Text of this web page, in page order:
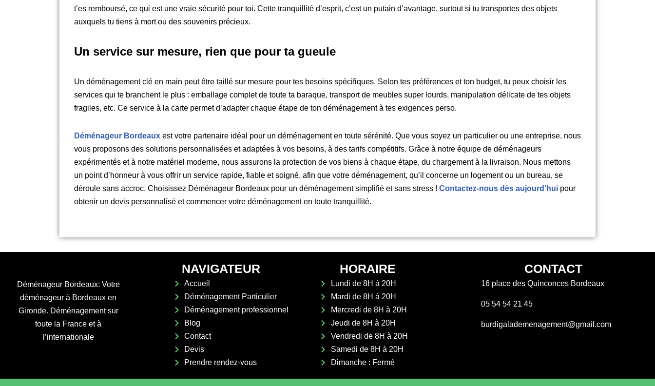
t’es remboursé, ce qui est une vraie sécurité pour toi. Cette tranquillité d’esprit, c’est un putain d’avantage, surtout si tu transportes des objets
auxquels tu tiens à mort ou des souvenirs précieux.
Un service sur mesure, rien que pour ta gueule
Un déménagement clé en main peut être taillé sur mesure pour tes besoins spécifiques. Selon tes préférences et ton budget, tu peux choisir les
services qui te branchent le plus : emballage complet de toute ta baraque, transport de meubles super lourds, manipulation délicate de tes objets
fragiles, etc. Ce service à la carte permet d’adapter chaque étape de ton déménagement à tes exigences perso.
Déménageur Bordeaux est votre partenaire idéal pour un déménagement en toute sérénité. Que vous soyez un particulier ou une entreprise, nous
vous proposons des solutions personnalisées et adaptées à vos besoins, à des tarifs compétitifs. Grâce à notre équipe de déménageurs
expérimentés et à notre matériel moderne, nous assurons la protection de vos biens à chaque étape, du chargement à la livraison. Nous mettons
un point d’honneur à vous offrir un service rapide, fiable et soigné, afin que votre déménagement, qu’il concerne un logement ou un bureau, se
déroule sans accroc. Choisissez Déménageur Bordeaux pour un déménagement simplifié et sans stress ! Contactez-nous dès aujourd’hui pour
obtenir un devis personnalisé et commencer votre déménagement en toute tranquillité.
Déménageur Bordeaux: Votre
déménageur à Bordeaux en
Gironde. Déménagement sur
toute la France et à
l’internationale
NAVIGATEUR
Accueil
Déménagement Particulier
Déménagement professionnel
Blog
Contact
Devis
Prendre rendez-vous
HORAIRE
Lundi de 8H à 20H
Mardi de 8H à 20H
Mercredi de 8H à 20H
Jeudi de 8H à 20H
Vendredi de 8H à 20H
Samedi de 8H à 20H
Dimanche : Fermé
CONTACT
16 place des Quinconces Bordeaux
05 54 54 21 45
burdigalademenagement@gmail.com